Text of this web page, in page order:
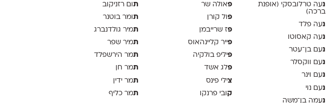
נעה טרלובסקי (אופנת
ברכה)
נעה פלד
נעה קאסוטו
נעם בן־עטר
נעם ווקסלר
נעם וינר
נעם נוי
נעמה בן־משה
פאולה שר
פ ול קורן
פז שרייבמן
פייר קליינהאוס
פיליפ בולקיה
פלג אשד
צילי פינס
ק ובי פרנקו
תום רזניקוב
תומר בוטנר
תמיר גולדנברג
תמיר שפר
תמר הירשפלד
תמר חן
תמר ידין
תמר כליף